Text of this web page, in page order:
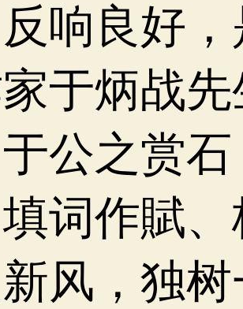
响良好
于炳战
公之赏
词作賦
风，独